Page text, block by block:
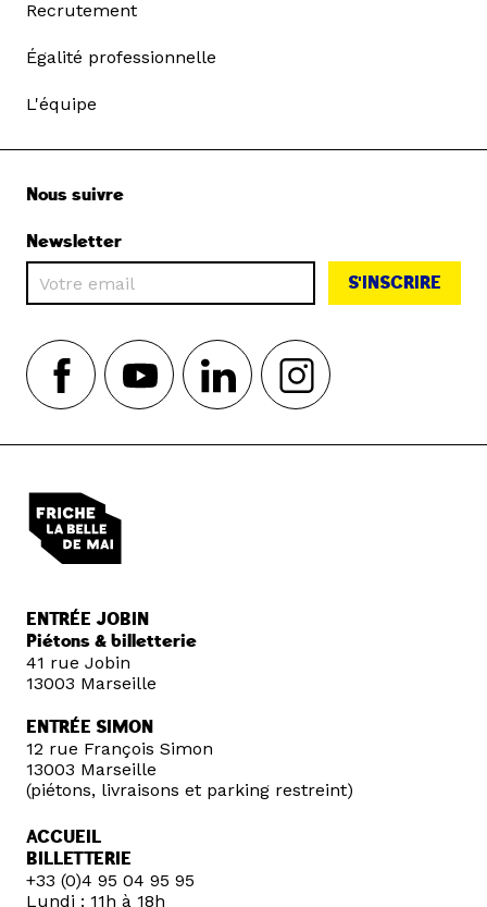
Recrutement
Égalité professionnelle
L'équipe
Nous suivre
Newsletter
S'INSCRIRE
ENTRÉE JOBIN
Piétons & billetterie
41 rue Jobin
13003 Marseille
ENTRÉE SIMON
12 rue François Simon
13003 Marseille
(piétons, livraisons et parking restreint)
ACCUEIL
BILLETTERIE
+33 (0)4 95 04 95 95
Lundi : 11h à 18h